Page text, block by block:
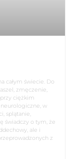
całym świecie. Do
zmęczenie,
ciężkim
neurologiczne, w
splątanie,
świadczy o tym, że
ale i
z